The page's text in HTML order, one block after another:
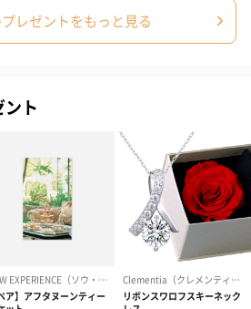
ピンク（390円） グリーン（
。
場合、最短のお届け可能日が通常より
レゼントをもっと見る
ト